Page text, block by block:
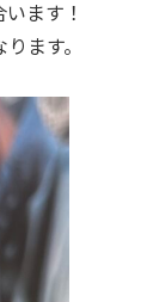
ます！
ます。